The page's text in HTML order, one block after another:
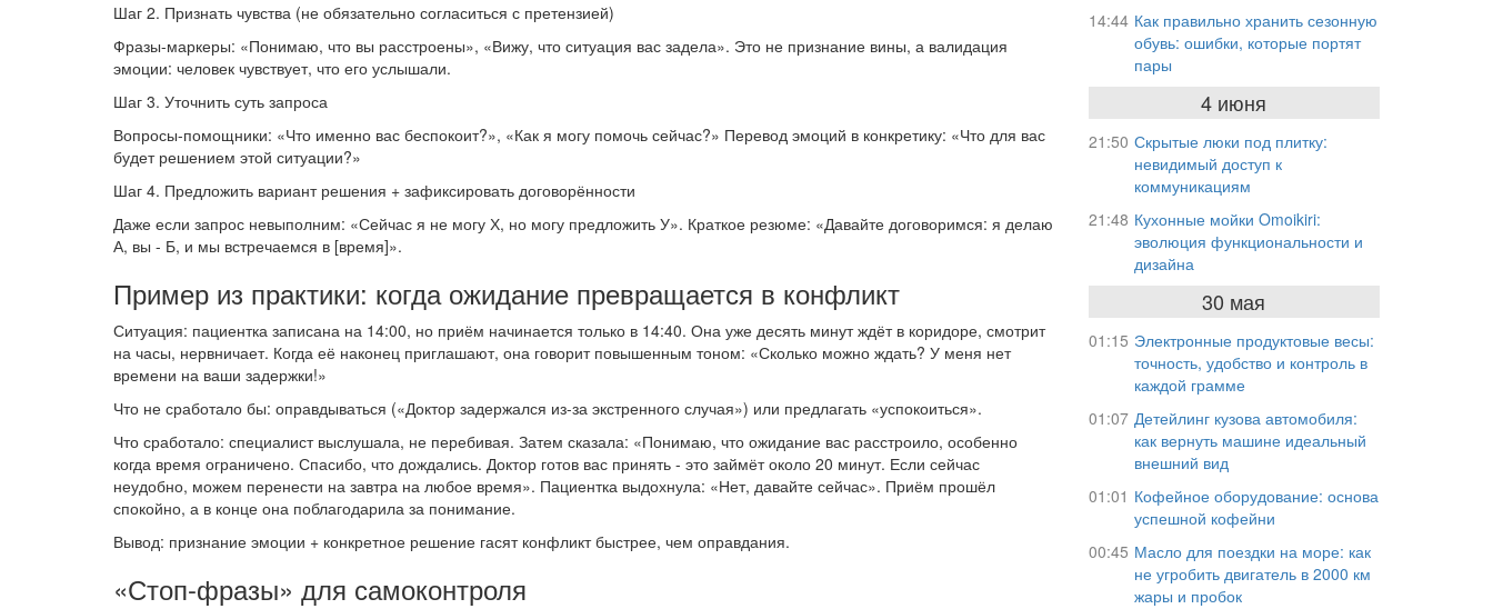
Шаг 2. Признать чувства (не обязательно согласиться с претензией)
Фразы-маркеры: «Понимаю, что вы расстроены», «Вижу, что ситуация вас задела». Это не признание вины, а валидация
эмоции: человек чувствует, что его услышали.
Шаг 3. Уточнить суть запроса
Вопросы-помощники: «Что именно вас беспокоит?», «Как я могу помочь сейчас?» Перевод эмоций в конкретику: «Что для вас
будет решением этой ситуации?»
Шаг 4. Предложить вариант решения + зафиксировать договорённости
Даже если запрос невыполним: «Сейчас я не могу Х, но могу предложить У». Краткое резюме: «Давайте договоримся: я делаю
А, вы - Б, и мы встречаемся в [время]».
Пример из практики: когда ожидание превращается в конфликт
Ситуация: пациентка записана на 14:00, но приём начинается только в 14:40. Она уже десять минут ждёт в коридоре, смотрит
на часы, нервничает. Когда её наконец приглашают, она говорит повышенным тоном: «Сколько можно ждать? У меня нет
времени на ваши задержки!»
Что не сработало бы: оправдываться («Доктор задержался из-за экстренного случая») или предлагать «успокоиться».
Что сработало: специалист выслушала, не перебивая. Затем сказала: «Понимаю, что ожидание вас расстроило, особенно
когда время ограничено. Спасибо, что дождались. Доктор готов вас принять - это займёт около 20 минут. Если сейчас
неудобно, можем перенести на завтра на любое время». Пациентка выдохнула: «Нет, давайте сейчас». Приём прошёл
спокойно, а в конце она поблагодарила за понимание.
Вывод: признание эмоции + конкретное решение гасят конфликт быстрее, чем оправдания.
«Стоп-фразы» для самоконтроля
14:44 Как правильно хранить сезонную
обувь: ошибки, которые портят
пары
4 июня
21:50 Скрытые люки под плитку:
невидимый доступ к
коммуникациям
21:48 Кухонные мойки Omoikiri:
эволюция функциональности и
дизайна
30 мая
01:15 Электронные продуктовые весы:
точность, удобство и контроль в
каждой грамме
01:07 Детейлинг кузова автомобиля:
как вернуть машине идеальный
внешний вид
01:01 Кофейное оборудование: основа
успешной кофейни
00:45 Масло для поездки на море: как
не угробить двигатель в 2000 км
жары и пробок